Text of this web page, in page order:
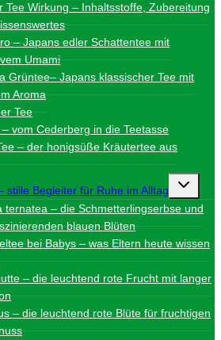
Tee Wirkung – Inhaltsstoffe, Zubereitung
– Japans edler Schattentee mit
Umami
Grüntee– Japans klassischer Tee mit
Aroma
Tee
vom Cederberg in die Teetasse
– der honigsüße Kräutertee aus
stille Begleiter für Ruhe im Alltag
ternatea – die Schmetterlingserbse und
blauen Blüten
bei Babys – was Eltern heute wissen
– die leuchtend rote Frucht mit langer
– die leuchtend rote Blüte für fruchtigen